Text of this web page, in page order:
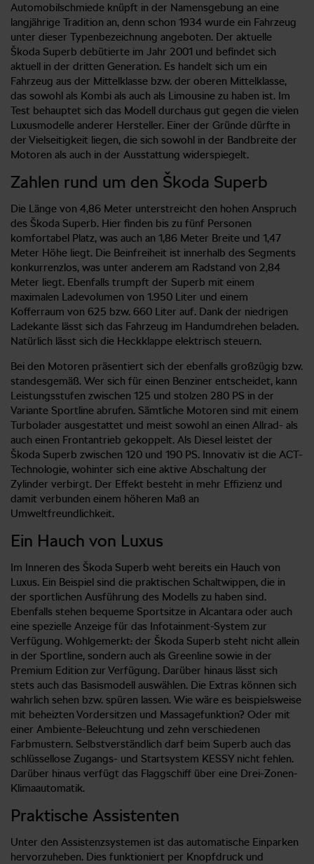
Automobilschmiede knüpft in der Namensgebung an eine
langjährige Tradition an, denn schon 1934 wurde ein Fahrzeug
unter dieser Typenbezeichnung angeboten. Der aktuelle
Škoda Superb debütierte im Jahr 2001 und befindet sich
aktuell in der dritten Generation. Es handelt sich um ein
Fahrzeug aus der Mittelklasse bzw. der oberen Mittelklasse,
das sowohl als Kombi als auch als Limousine zu haben ist. Im
Test behauptet sich das Modell durchaus gut gegen die vielen
Luxusmodelle anderer Hersteller. Einer der Gründe dürfte in
der Vielseitigkeit liegen, die sich sowohl in der Bandbreite der
Motoren als auch in der Ausstattung widerspiegelt.
Zahlen rund um den Škoda Superb
Die Länge von 4,86 Meter unterstreicht den hohen Anspruch
des Škoda Superb. Hier finden bis zu fünf Personen
komfortabel Platz, was auch an 1,86 Meter Breite und 1,47
Meter Höhe liegt. Die Beinfreiheit ist innerhalb des Segments
konkurrenzlos, was unter anderem am Radstand von 2,84
Meter liegt. Ebenfalls trumpft der Superb mit einem
maximalen Ladevolumen von 1.950 Liter und einem
Kofferraum von 625 bzw. 660 Liter auf. Dank der niedrigen
Ladekante lässt sich das Fahrzeug im Handumdrehen beladen.
Natürlich lässt sich die Heckklappe elektrisch steuern.
Bei den Motoren präsentiert sich der ebenfalls großzügig bzw.
standesgemäß. Wer sich für einen Benziner entscheidet, kann
Leistungsstufen zwischen 125 und stolzen 280 PS in der
Variante Sportline abrufen. Sämtliche Motoren sind mit einem
Turbolader ausgestattet und meist sowohl an einen Allrad- als
auch einen Frontantrieb gekoppelt. Als Diesel leistet der
Škoda Superb zwischen 120 und 190 PS. Innovativ ist die ACT-
Technologie, wohinter sich eine aktive Abschaltung der
Zylinder verbirgt. Der Effekt besteht in mehr Effizienz und
damit verbunden einem höheren Maß an
Umweltfreundlichkeit.
Ein Hauch von Luxus
Im Inneren des Škoda Superb weht bereits ein Hauch von
Luxus. Ein Beispiel sind die praktischen Schaltwippen, die in
der sportlichen Ausführung des Modells zu haben sind.
Ebenfalls stehen bequeme Sportsitze in Alcantara oder auch
eine spezielle Anzeige für das Infotainment-System zur
Verfügung. Wohlgemerkt: der Škoda Superb steht nicht allein
in der Sportline, sondern auch als Greenline sowie in der
Premium Edition zur Verfügung. Darüber hinaus lässt sich
stets auch das Basismodell auswählen. Die Extras können sich
wahrlich sehen bzw. spüren lassen. Wie wäre es beispielsweise
mit beheizten Vordersitzen und Massagefunktion? Oder mit
einer Ambiente-Beleuchtung und zehn verschiedenen
Farbmustern. Selbstverständlich darf beim Superb auch das
schlüssellose Zugangs- und Startsystem KESSY nicht fehlen.
Darüber hinaus verfügt das Flaggschiff über eine Drei-Zonen-
Klimaautomatik.
Praktische Assistenten
Unter den Assistenzsystemen ist das automatische Einparken
hervorzuheben. Dies funktioniert per Knopfdruck und